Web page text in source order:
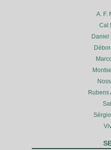
A. F.
Cal
Daniel
Rubens